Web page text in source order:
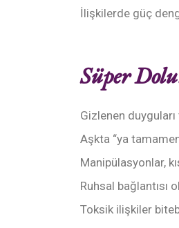
İlişkilerde güç
Süper
Gizlenen
Aşkta “ya
Manipülasyonlar,
Ruhsal
Toksik ilişkiler